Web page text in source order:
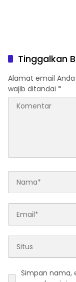
Tinggalkan
Alamat email
wajib ditandai *
Simpan nama,